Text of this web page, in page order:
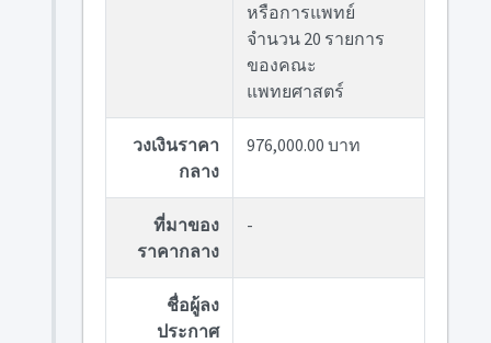
หรือการแพทย์
จำนวน 20 รายการ
ของคณะ
แพทยศาสตร์
วงเงินราคา
กลาง
976,000.00 บาท
ที่มาของ
ราคากลาง
-
ชื่อผู้ลง
ประกาศ